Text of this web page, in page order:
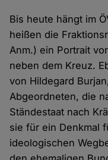
Bis heute hängt im
heißen die
Anm.) ein Portrait
neben dem Kreuz.
von Hildegard
Abgeordneten, die
Ständestaat nach
sie für ein Denkmal
ideologischen